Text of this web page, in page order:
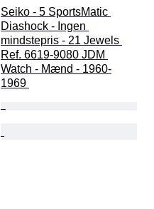
Seiko - 5 SportsMatic
Diashock - Ingen
mindstepris - 21 Jewels
Ref. 6619-9080 JDM
Watch - Mænd - 1960-
1969